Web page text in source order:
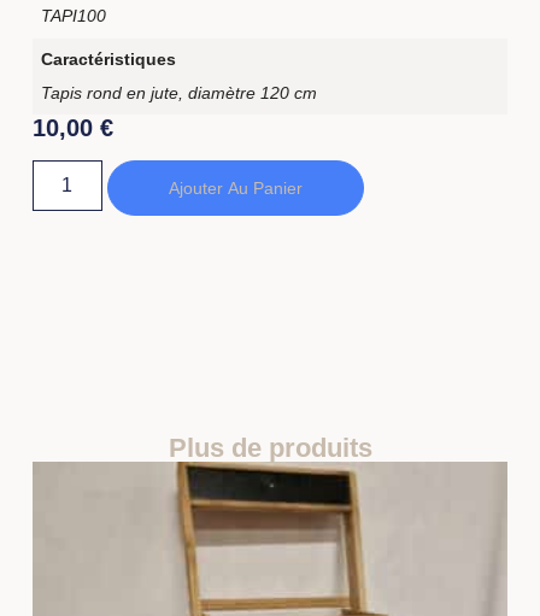
TAPI100
Caractéristiques
Tapis rond en jute, diamètre 120 cm
10,00 €
Ajouter Au Panier
Plus de produits